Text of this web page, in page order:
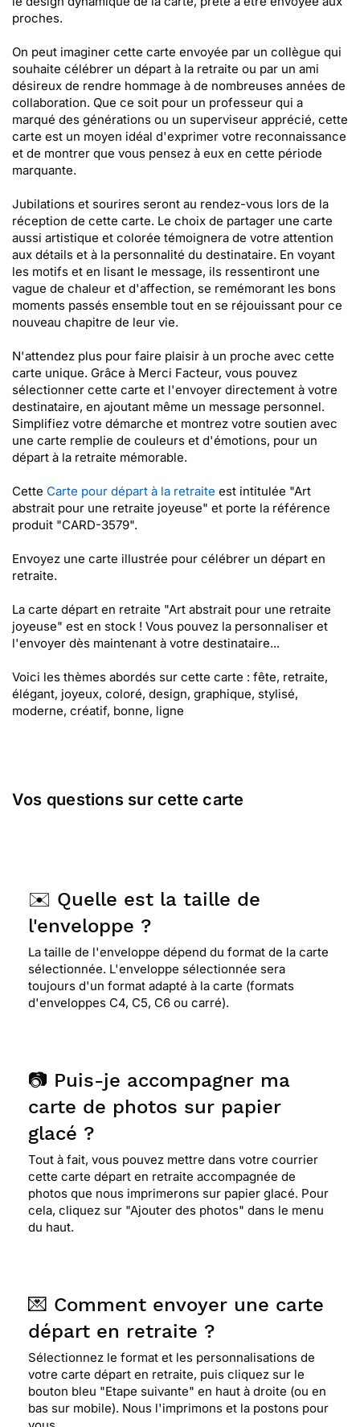
proches.
On peut imaginer cette carte envoyée par un collègue qui
souhaite célébrer un départ à la retraite ou par un ami
désireux de rendre hommage à de nombreuses années de
collaboration. Que ce soit pour un professeur qui a
marqué des générations ou un superviseur apprécié, cette
carte est un moyen idéal d'exprimer votre reconnaissance
et de montrer que vous pensez à eux en cette période
marquante.
Jubilations et sourires seront au rendez-vous lors de la
réception de cette carte. Le choix de partager une carte
aussi artistique et colorée témoignera de votre attention
aux détails et à la personnalité du destinataire. En voyant
les motifs et en lisant le message, ils ressentiront une
vague de chaleur et d'affection, se remémorant les bons
moments passés ensemble tout en se réjouissant pour ce
nouveau chapitre de leur vie.
N'attendez plus pour faire plaisir à un proche avec cette
carte unique. Grâce à Merci Facteur, vous pouvez
sélectionner cette carte et l'envoyer directement à votre
destinataire, en ajoutant même un message personnel.
Simplifiez votre démarche et montrez votre soutien avec
une carte remplie de couleurs et d'émotions, pour un
départ à la retraite mémorable.
Cette Carte pour départ à la retraite est intitulée "Art
abstrait pour une retraite joyeuse" et porte la référence
produit "CARD-3579".
Envoyez une carte illustrée pour célébrer un départ en
retraite.
La carte départ en retraite "Art abstrait pour une retraite
joyeuse" est en stock ! Vous pouvez la personnaliser et
l'envoyer dès maintenant à votre destinataire...
Voici les thèmes abordés sur cette carte : fête, retraite,
élégant, joyeux, coloré, design, graphique, stylisé,
moderne, créatif, bonne, ligne
Vos questions sur cette carte
✉️ Quelle est la taille de
l'enveloppe ?
La taille de l'enveloppe dépend du format de la carte
sélectionnée. L'enveloppe sélectionnée sera
toujours d'un format adapté à la carte (formats
d'enveloppes C4, C5, C6 ou carré).
📷 Puis-je accompagner ma
carte de photos sur papier
glacé ?
Tout à fait, vous pouvez mettre dans votre courrier
cette carte départ en retraite accompagnée de
photos que nous imprimerons sur papier glacé. Pour
cela, cliquez sur "Ajouter des photos" dans le menu
du haut.
💌 Comment envoyer une carte
départ en retraite ?
Sélectionnez le format et les personnalisations de
votre carte départ en retraite, puis cliquez sur le
bouton bleu "Etape suivante" en haut à droite (ou en
bas sur mobile). Nous l'imprimons et la postons pour